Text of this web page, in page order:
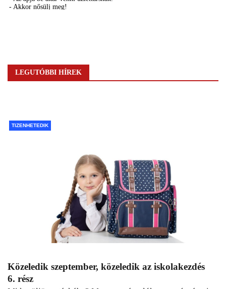
LEGUTÓBBI HÍREK
TIZENHETEDIK
Közeledik szeptember, közeledik az iskolakezdés
6. rész